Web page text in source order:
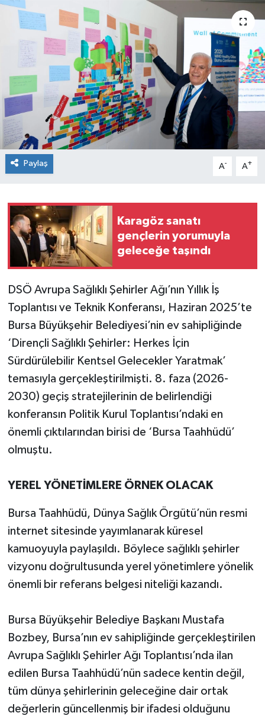
Paylaş A- A+
Karagöz sanatı
gençlerin yorumuyla
geleceğe taşındı
DSÖ Avrupa Sağlıklı Şehirler Ağı’nın Yıllık İş
Toplantısı ve Teknik Konferansı, Haziran 2025’te
Bursa Büyükşehir Belediyesi’nin ev sahipliğinde
‘Dirençli Sağlıklı Şehirler: Herkes İçin
Sürdürülebilir Kentsel Gelecekler Yaratmak’
temasıyla gerçekleştirilmişti. 8. faza (2026-
2030) geçiş stratejilerinin de belirlendiği
konferansın Politik Kurul Toplantısı’ndaki en
önemli çıktılarından birisi de ‘Bursa Taahhüdü’
olmuştu.
YEREL YÖNETİMLERE ÖRNEK OLACAK
Bursa Taahhüdü, Dünya Sağlık Örgütü’nün resmi
internet sitesinde yayımlanarak küresel
kamuoyuyla paylaşıldı. Böylece sağlıklı şehirler
vizyonu doğrultusunda yerel yönetimlere yönelik
önemli bir referans belgesi niteliği kazandı.
Bursa Büyükşehir Belediye Başkanı Mustafa
Bozbey, Bursa’nın ev sahipliğinde gerçekleştirilen
Avrupa Sağlıklı Şehirler Ağı Toplantısı’nda ilan
edilen Bursa Taahhüdü’nün sadece kentin değil,
tüm dünya şehirlerinin geleceğine dair ortak
değerlerin güncellenmiş bir ifadesi olduğunu